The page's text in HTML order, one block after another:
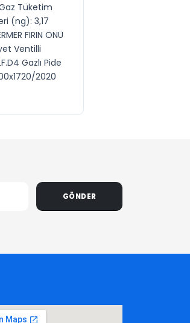
Tüketim
(ng): 3,17
FIRIN ÖNÜ
Ventilli
Gazlı Pide
2020
GÖNDER